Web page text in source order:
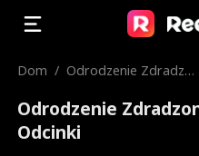
Dom / Odrodzenie Zdradzo
Odrodzenie
Odcinki